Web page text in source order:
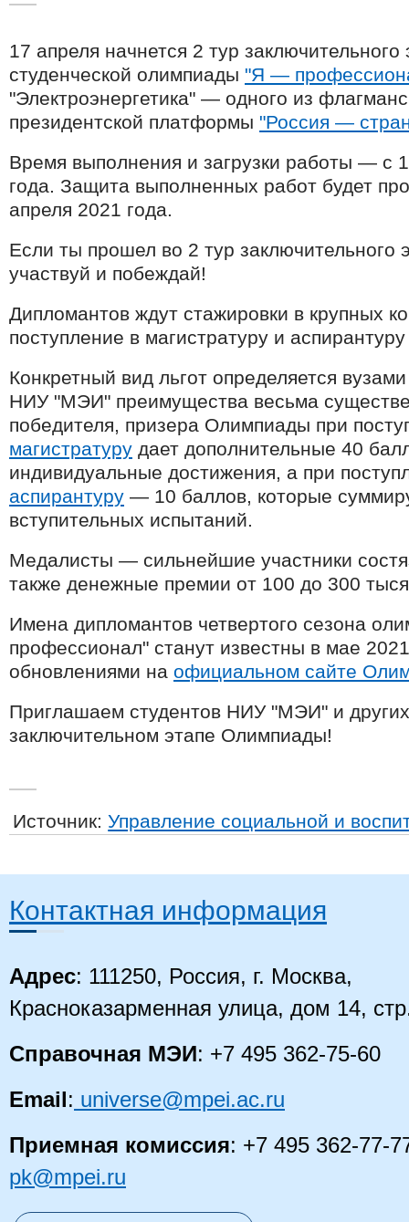
17 апреля начнется 2 тур заключительного
студенческой олимпиады "Я —
"Электроэнергетика" — одного из
президентской платформы "Россия —
Время выполнения и загрузки работы — с
года. Защита выполненных работ будет
апреля 2021 года.
Если ты прошел во 2 тур
участвуй и побеждай!
Дипломантов ждут стажировки в крупных
поступление в магистратуру и
Конкретный вид льгот определяется
НИУ "МЭИ" преимущества весьма
победителя, призера Олимпиады при
магистратуру дает дополнительные 40
индивидуальные достижения, а при
аспирантуру — 10 баллов, которые
вступительных испытаний.
Медалисты — сильнейшие участники
также денежные премии от 100 до 300
Имена дипломантов четвертого сезона
профессионал" станут известны в мае
обновлениями на официальном сайте
Приглашаем студентов НИУ "МЭИ" и других
заключительном этапе Олимпиады!
Источник:Управление социальной и
Контактная информация
Адрес: 111250, Россия, г. Москва,
Красноказарменная улица, дом 14,
Справочная МЭИ: +7 495 362-75-60
Email: universe@mpei.ac.ru
Приемная комиссия: +7 495 362-77-
pk@mpei.ru